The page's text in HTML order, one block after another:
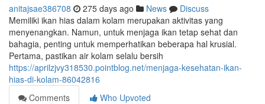
anitajsae386708 275 days ago News
Discuss
Memiliki ikan hias dalam kolam merupakan aktivitas yang
menyenangkan. Namun, untuk menjaga ikan tetap sehat dan
bahagia, penting untuk memperhatikan beberapa hal krusial.
Pertama, pastikan air kolam selalu bersih
https://aprilzjvy318530.pointblog.net/menjaga-kesehatan-ikan-
hias-di-kolam-86042816
Comments
Who Upvoted